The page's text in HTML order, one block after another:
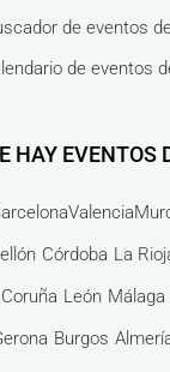
de eventos
de eventos
HAY EVENTOS
Valencia
Córdoba La
León Málaga
Burgos